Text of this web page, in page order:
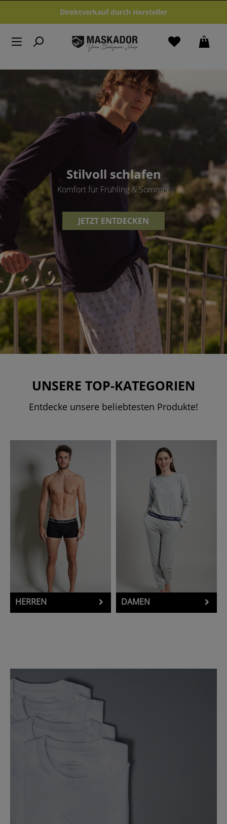
Zum Hauptinhalt springenDirektverkauf durch Hersteller
Stilvoll schlafen
Komfort für Frühling & Sommer
JETZT ENTDECKEN
UNSERE TOP-KATEGORIEN
Entdecke unsere beliebtesten Produkte!
HERREN DAMEN